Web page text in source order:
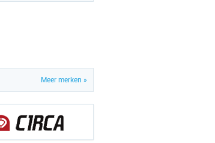
Meer merken »